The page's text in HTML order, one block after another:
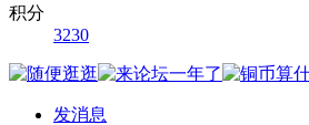
积分
3230
发消息